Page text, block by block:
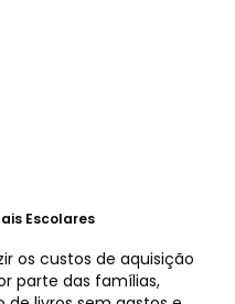
Escolares
os custos de aquisição
parte das famílias,